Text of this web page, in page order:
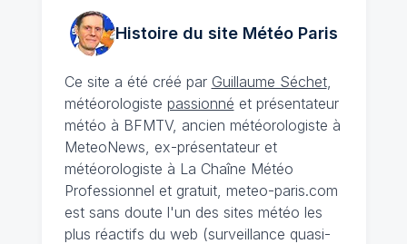
Histoire du site MétéoParis
Ce site a été créé par Guillaume Séchet,
météorologiste passionné et présentateur
météo à BFMTV, ancien météorologiste à
MeteoNews, ex-présentateur et
météorologiste à La Chaîne Météo
Professionnel et gratuit, meteo-paris.com
est sans doute l'un des sites météo les
plus réactifs du web (surveillance quasi-